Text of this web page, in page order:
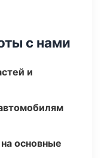
с нами
и
основные